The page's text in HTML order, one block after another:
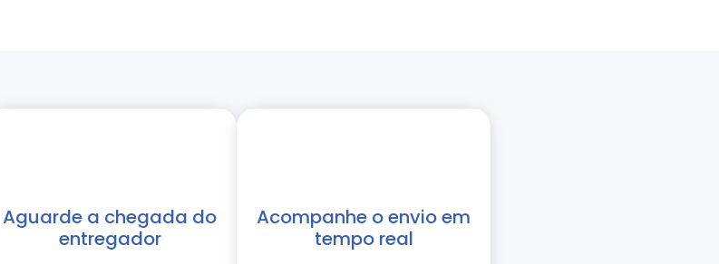
Aguarde a chegada do
entregador
Acompanhe o envio em
tempo real